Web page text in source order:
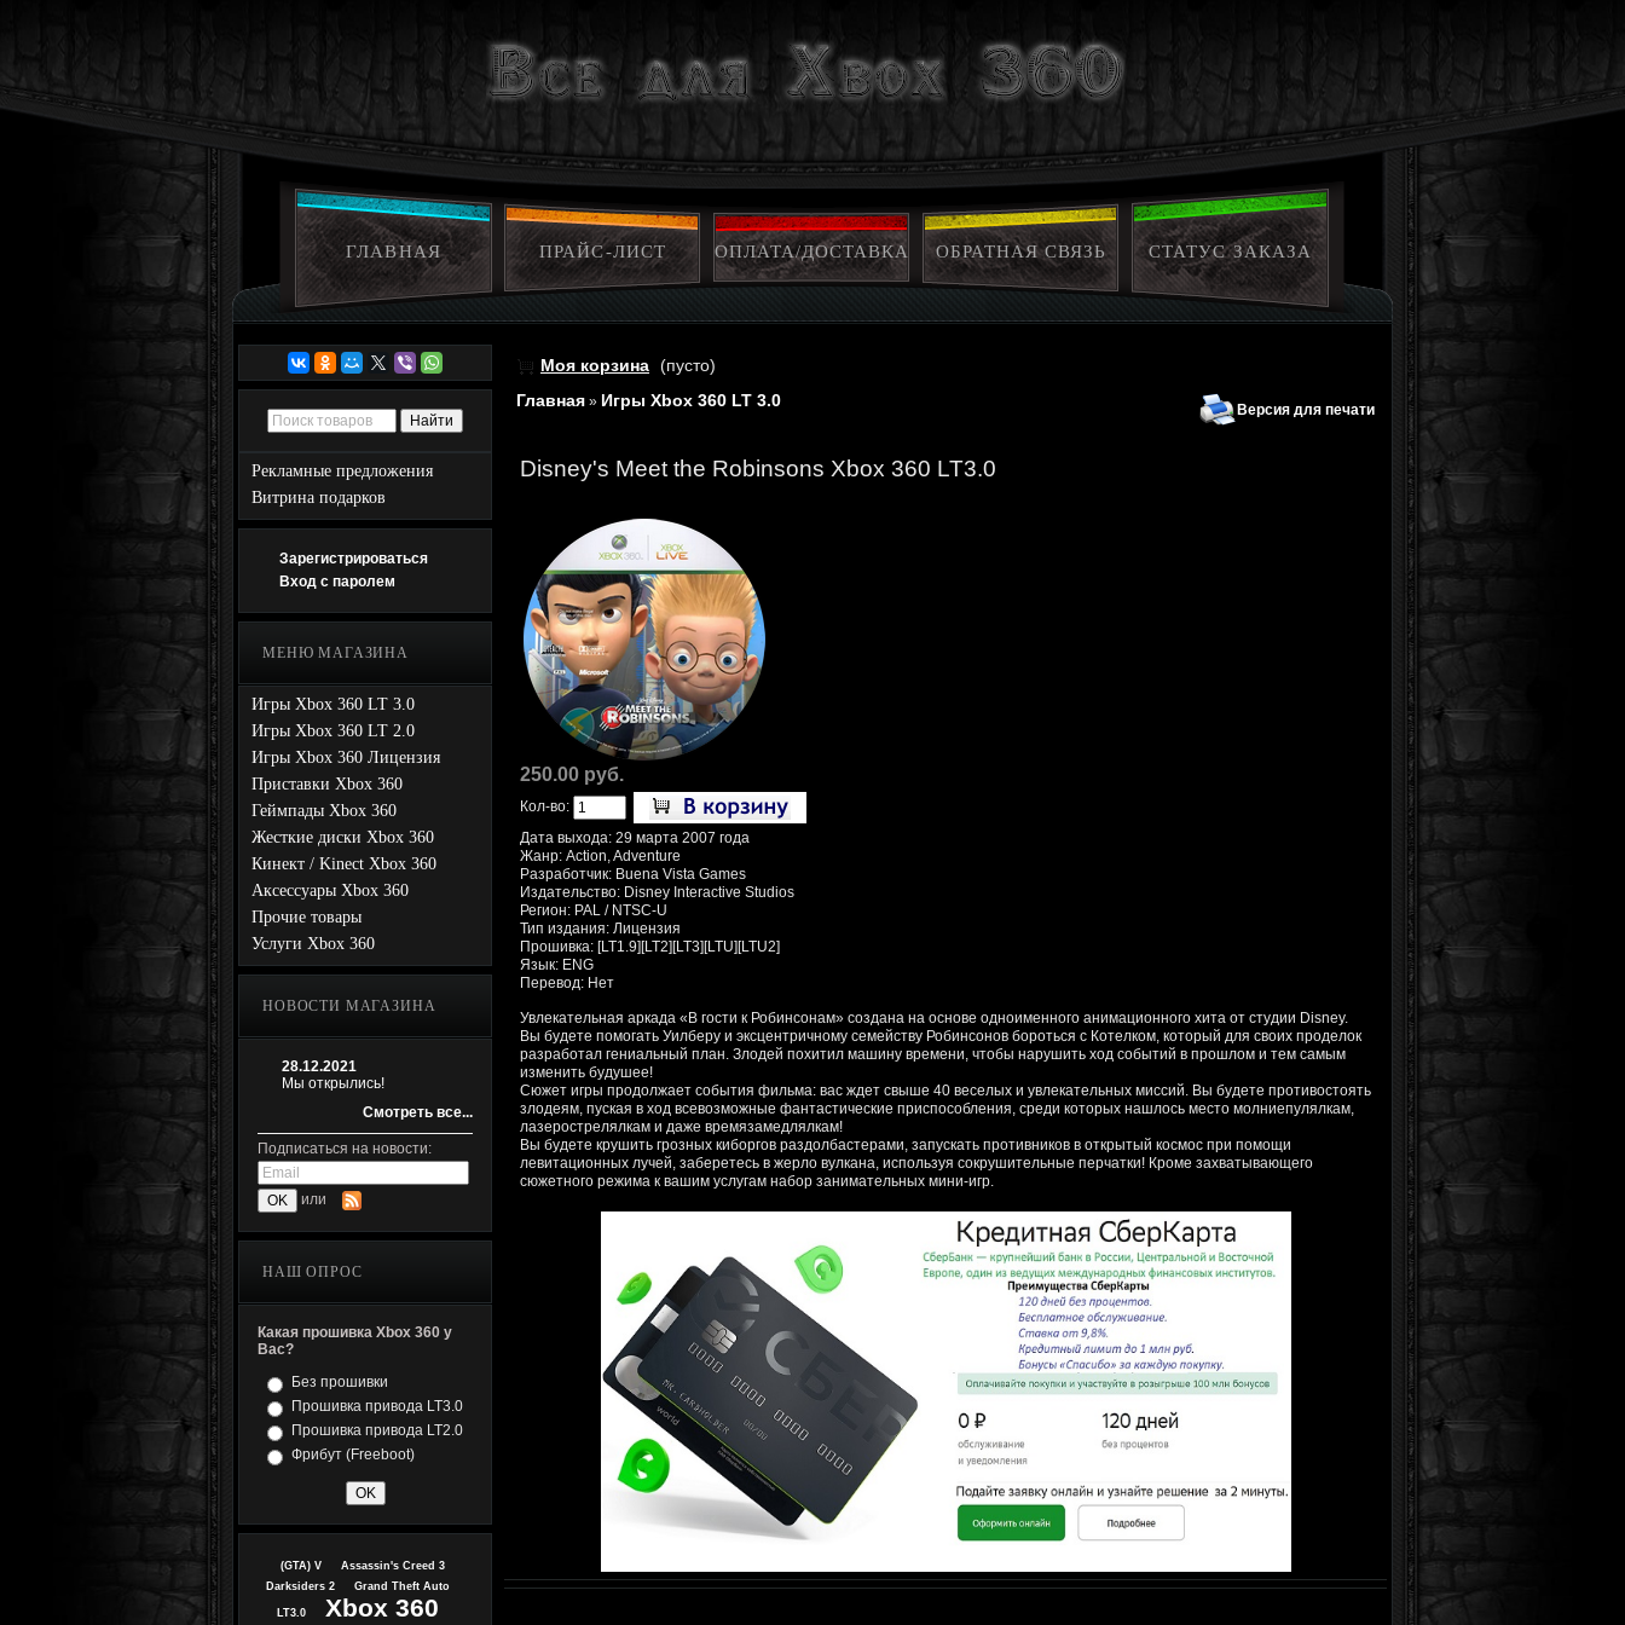
ГЛАВНАЯ ПРАЙС-ЛИСТ ОПЛАТА/ДОСТАВКА ОБРАТНАЯ СВЯЗЬ СТАТУС ЗАКАЗА
Рекламные предложения
Витрина подарков
Зарегистрироваться
Вход с паролем
МЕНЮ МАГАЗИНА
Игры Xbox 360 LT 3.0
Игры Xbox 360 LT 2.0
Игры Xbox 360 Лицензия
Приставки Xbox 360
Геймпады Xbox 360
Жесткие диски Xbox 360
Кинект / Kinect Xbox 360
Аксессуары Xbox 360
Прочие товары
Услуги Xbox 360
НОВОСТИ МАГАЗИНА
28.12.2021
Мы открылись!
Смотреть все...
Подписаться на новости:
или
НАШ ОПРОС
Какая прошивка Xbox 360 у
Вас?
Без прошивки
Прошивка привода LT3.0
Прошивка привода LT2.0
Фрибут (Freeboot)
(GTA) V
Assassin's Creed 3
Darksiders 2
Grand Theft Auto
LT3.0 Xbox 360
Моя корзина (пусто)
Главная » Игры Xbox 360 LT 3.0 Версия для печати
Disney's Meet the Robinsons Xbox 360 LT3.0
250.00 руб.
Кол-во:
Дата выхода: 29 марта 2007 года
Жанр: Action, Adventure
Разработчик: Buena Vista Games
Издательство: Disney Interactive Studios
Регион: PAL / NTSC-U
Тип издания: Лицензия
Прошивка: [LT1.9][LT2][LT3][LTU][LTU2]
Язык: ENG
Перевод: Нет
Увлекательная аркада «В гости к Робинсонам» создана на основе одноименного анимационного хита от студии Disney.
Вы будете помогать Уилберу и эксцентричному семейству Робинсонов бороться с Котелком, который для своих проделок
разработал гениальный план. Злодей похитил машину времени, чтобы нарушить ход событий в прошлом и тем самым
изменить будушее!
Сюжет игры продолжает события фильма: вас ждет свыше 40 веселых и увлекательных миссий. Вы будете противостоять
злодеям, пуская в ход всевозможные фантастические приспособления, среди которых нашлось место молниепулялкам,
лазерострелялкам и даже времязамедлялкам!
Вы будете крушить грозных киборгов раздолбастерами, запускать противников в открытый космос при помощи
левитационных лучей, заберетесь в жерло вулкана, используя сокрушительные перчатки! Кроме захватывающего
сюжетного режима к вашим услугам набор занимательных мини-игр.